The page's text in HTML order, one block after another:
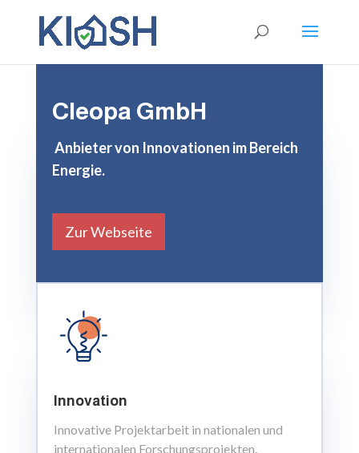
Cleopa GmbH
Anbieter von Innovationen im Bereich
Energie.
Zur Webseite
Innovation
Innovative Projektarbeit in nationalen und
internationalen Forschungsprojekten.